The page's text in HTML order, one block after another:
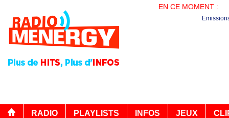
EN CE MOMENT :
RADIO PLAYLISTS INFOS JEUX